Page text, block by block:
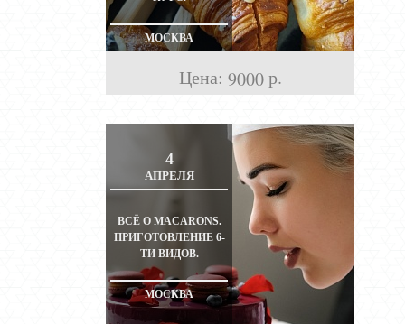
МОСКВА
Цена: 9000 р.
4
АПРЕЛЯ
ВСЁ О MACARONS.
ПРИГОТОВЛЕНИЕ 6-
ТИ ВИДОВ.
МОСКВА